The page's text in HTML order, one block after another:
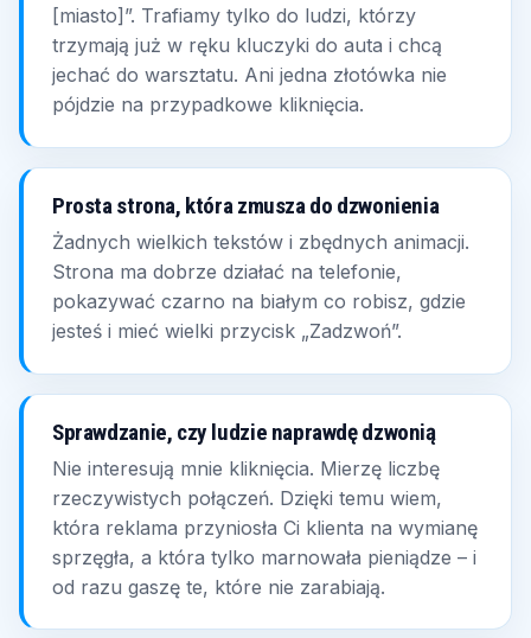
[miasto]”. Trafiamy tylko do ludzi, którzy
trzymają już w ręku kluczyki do auta i chcą
jechać do warsztatu. Ani jedna złotówka nie
pójdzie na przypadkowe kliknięcia.
Prosta strona, która zmusza do dzwonienia
Żadnych wielkich tekstów i zbędnych animacji.
Strona ma dobrze działać na telefonie,
pokazywać czarno na białym co robisz, gdzie
jesteś i mieć wielki przycisk „Zadzwoń”.
Sprawdzanie, czy ludzie naprawdę dzwonią
Nie interesują mnie kliknięcia. Mierzę liczbę
rzeczywistych połączeń. Dzięki temu wiem,
która reklama przyniosła Ci klienta na wymianę
sprzęgła, a która tylko marnowała pieniądze – i
od razu gaszę te, które nie zarabiają.